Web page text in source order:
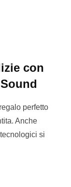
con
perfetto
Anche
si